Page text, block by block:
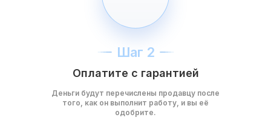
Шаг 2
Оплатите с гарантией
Деньги будут перечислены продавцу после
того, как он выполнит работу, и вы её
одобрите.